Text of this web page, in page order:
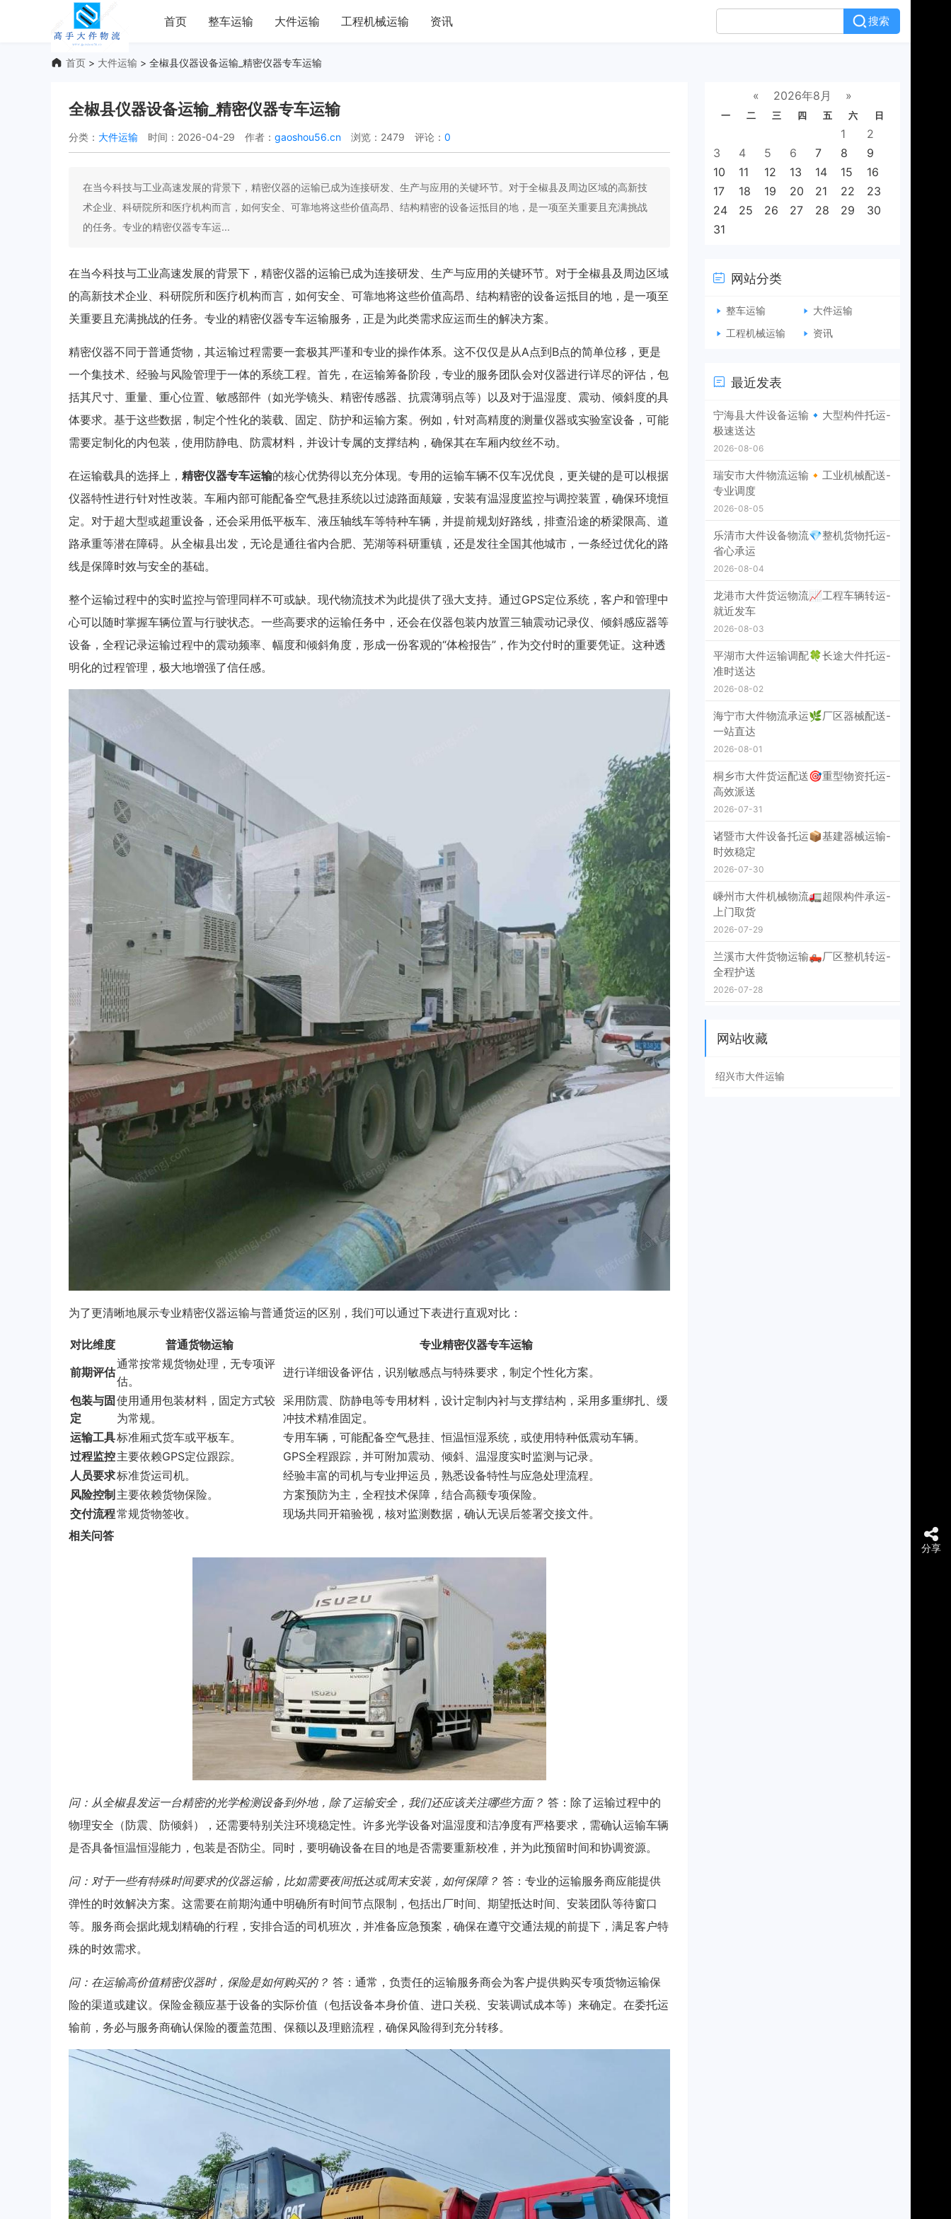
首页 整车运输 大件运输 工程机械运输 资讯 搜索
首页 > 大件运输 > 全椒县仪器设备运输_精密仪器专车运输
全椒县仪器设备运输_精密仪器专车运输
分类： 大件运输 时间：2026-04-29 作者： gaoshou56.cn 浏览：2479 评论： 0
在当今科技与工业高速发展的背景下，精密仪器的运输已成为连接研发、生产与应用的关键环节。对于全椒县及周边区域的高新技
术企业、科研院所和医疗机构而言，如何安全、可靠地将这些价值高昂、结构精密的设备运抵目的地，是一项至关重要且充满挑战
的任务。专业的精密仪器专车运...
在当今科技与工业高速发展的背景下，精密仪器的运输已成为连接研发、生产与应用的关键环节。对于全椒县及周边区域
的高新技术企业、科研院所和医疗机构而言，如何安全、可靠地将这些价值高昂、结构精密的设备运抵目的地，是一项至
关重要且充满挑战的任务。专业的精密仪器专车运输服务，正是为此类需求应运而生的解决方案。
精密仪器不同于普通货物，其运输过程需要一套极其严谨和专业的操作体系。这不仅仅是从A点到B点的简单位移，更是
一个集技术、经验与风险管理于一体的系统工程。首先，在运输筹备阶段，专业的服务团队会对仪器进行详尽的评估，包
括其尺寸、重量、重心位置、敏感部件（如光学镜头、精密传感器、抗震薄弱点等）以及对于温湿度、震动、倾斜度的具
体要求。基于这些数据，制定个性化的装载、固定、防护和运输方案。例如，针对高精度的测量仪器或实验室设备，可能
需要定制化的内包装，使用防静电、防震材料，并设计专属的支撑结构，确保其在车厢内纹丝不动。
在运输载具的选择上， 精密仪器专车运输的核心优势得以充分体现。专用的运输车辆不仅车况优良，更关键的是可以根据
仪器特性进行针对性改装。车厢内部可能配备空气悬挂系统以过滤路面颠簸，安装有温湿度监控与调控装置，确保环境恒
定。对于超大型或超重设备，还会采用低平板车、液压轴线车等特种车辆，并提前规划好路线，排查沿途的桥梁限高、道
路承重等潜在障碍。从全椒县出发，无论是通往省内合肥、芜湖等科研重镇，还是发往全国其他城市，一条经过优化的路
线是保障时效与安全的基础。
整个运输过程中的实时监控与管理同样不可或缺。现代物流技术为此提供了强大支持。通过GPS定位系统，客户和管理中
心可以随时掌握车辆位置与行驶状态。一些高要求的运输任务中，还会在仪器包装内放置三轴震动记录仪、倾斜感应器等
设备，全程记录运输过程中的震动频率、幅度和倾斜角度，形成一份客观的“体检报告”，作为交付时的重要凭证。这种透
明化的过程管理，极大地增强了信任感。
为了更清晰地展示专业精密仪器运输与普通货运的区别，我们可以通过下表进行直观对比：
对比维度 普通货物运输
专业精密仪器专车运输
前期评估
通常按常规货物处理，无专项评
估。
进行详细设备评估，识别敏感点与特殊要求，制定个性化方案。
包装与固
定
使用通用包装材料，固定方式较
为常规。
采用防震、防静电等专用材料，设计定制内衬与支撑结构，采用多重绑扎、缓
冲技术精准固定。
运输工具标准厢式货车或平板车。
专用车辆，可能配备空气悬挂、恒温恒湿系统，或使用特种低震动车辆。
过程监控主要依赖GPS定位跟踪。
GPS全程跟踪，并可附加震动、倾斜、温湿度实时监测与记录。
人员要求标准货运司机。
经验丰富的司机与专业押运员，熟悉设备特性与应急处理流程。
风险控制 主要依赖货物保险。
方案预防为主，全程技术保障，结合高额专项保险。
交付流程常规货物签收。
现场共同开箱验视，核对监测数据，确认无误后签署交接文件。
相关问答
问：从全椒县发运一台精密的光学检测设备到外地，除了运输安全，我们还应该关注哪些方面？ 答：除了运输过程中的
物理安全（防震、防倾斜），还需要特别关注环境稳定性。许多光学设备对温湿度和洁净度有严格要求，需确认运输车辆
是否具备恒温恒湿能力，包装是否防尘。同时，要明确设备在目的地是否需要重新校准，并为此预留时间和协调资源。
问：对于一些有特殊时间要求的仪器运输，比如需要夜间抵达或周末安装，如何保障？ 答：专业的运输服务商应能提供
弹性的时效解决方案。这需要在前期沟通中明确所有时间节点限制，包括出厂时间、期望抵达时间、安装团队等待窗口
等。服务商会据此规划精确的行程，安排合适的司机班次，并准备应急预案，确保在遵守交通法规的前提下，满足客户特
殊的时效需求。
问：在运输高价值精密仪器时，保险是如何购买的？ 答：通常，负责任的运输服务商会为客户提供购买专项货物运输保
险的渠道或建议。保险金额应基于设备的实际价值（包括设备本身价值、进口关税、安装调试成本等）来确定。在委托运
输前，务必与服务商确认保险的覆盖范围、保额以及理赔流程，确保风险得到充分转移。
« 2026年8月 »
一 二 三 四 五 六 日
1
2
3
4 5 6 7 8
9
10
11 12 13 14 15
16
17
18 19 20 21 22
23
24
25 26 27 28 29
30
31
网站分类
整车运输
大件运输
工程机械运输
资讯
最近发表
宁海县大件设备运输🔹大型构件托运-
极速送达
2026-08-06
瑞安市大件物流运输🔸工业机械配送-
专业调度
2026-08-05
乐清市大件设备物流💎整机货物托运-
省心承运
2026-08-04
龙港市大件货运物流📈工程车辆转运-
就近发车
2026-08-03
平湖市大件运输调配🍀长途大件托运-
准时送达
2026-08-02
海宁市大件物流承运🌿厂区器械配送-
一站直达
2026-08-01
桐乡市大件货运配送🎯重型物资托运-
高效派送
2026-07-31
诸暨市大件设备托运📦基建器械运输-
时效稳定
2026-07-30
嵊州市大件机械物流🚛超限构件承运-
上门取货
2026-07-29
兰溪市大件货物运输🛻厂区整机转运-
全程护送
2026-07-28
网站收藏
绍兴市大件运输
分享